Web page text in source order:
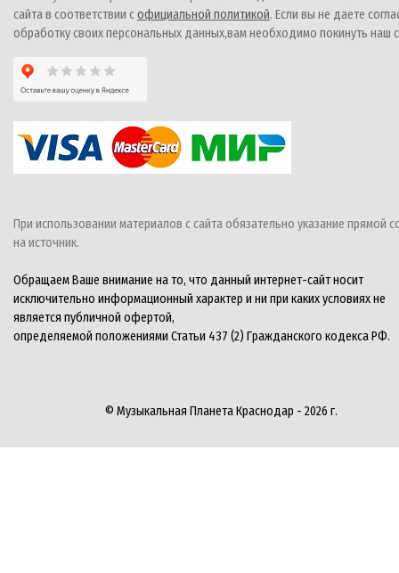
сайта в соответствии софициальной политикой. Если вы не даете
обработку своих персональных данных,вам необходимо покинуть наш
При использовании материалов с сайта обязательно указание прямой
на источник.
Обращаем Ваше внимание на то, что данный интернет-сайт носит
исключительно информационный характер и ни при каких условиях не
является публичной офертой,
определяемой положениями Статьи 437 (2) Гражданского кодекса РФ.
© Музыкальная Планета Краснодар - 2026 г.